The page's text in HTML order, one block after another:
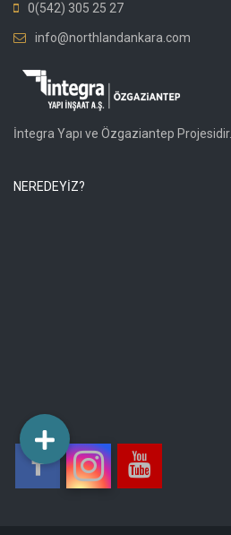
0(542) 305 25 27
info@northlandankara.com
İntegra Yapı ve Özgaziantep Projesidir.
NEREDEYİZ?